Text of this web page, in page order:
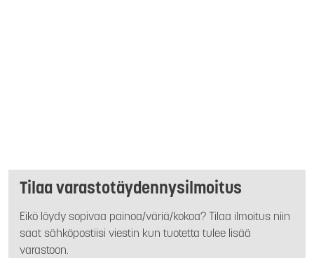
Tilaa varastotäydennysilmoitus
Eikö löydy sopivaa painoa/väriä/kokoa? Tilaa ilmoitus niin
saat sähköpostiisi viestin kun tuotetta tulee lisää
varastoon.